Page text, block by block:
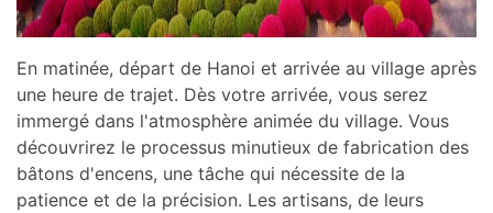
En matinée, départ de Hanoi et arrivée au village après
une heure de trajet. Dès votre arrivée, vous serez
immergé dans l'atmosphère animée du village. Vous
découvrirez le processus minutieux de fabrication des
bâtons d'encens, une tâche qui nécessite de la
patience et de la précision. Les artisans, de leurs